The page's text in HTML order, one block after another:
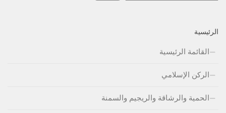
الرئيسية
القائمة الرئيسية
الركن الإسلامي
الحمية والرشاقة والريجيم والسمنة